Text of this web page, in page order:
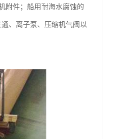
附件；船用耐海水腐蚀的
、离子泵、压缩机气阀以